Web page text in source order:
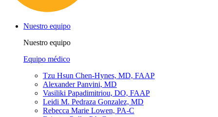
Nuestro equipo
Nuestro equipo
Equipo médico
Tzu Hsun Chen-Hynes, MD, FAAP
Alexander Panvini, MD
Vasiliki Papadimitriou, DO, FAAP
Leidi M. Pedraza Gonzalez, MD
Rebecca Marie Lowen, PA-C